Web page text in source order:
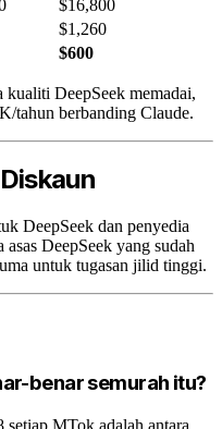
$16,800
$1,260
$600
DeepSeek memadai,
tahun berbanding Claude.
DeepSeek dan penyedia
DeepSeek yang sudah
untuk tugasan jilid tinggi.
benar semurah itu?
MTok adalah antara